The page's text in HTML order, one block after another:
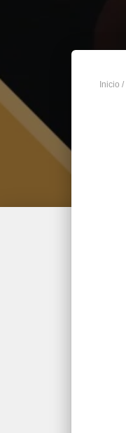
Inicio /